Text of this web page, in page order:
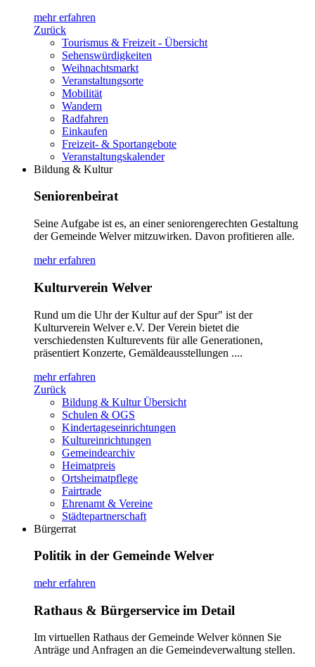
mehr erfahren
Zurück
Tourismus & Freizeit - Übersicht
Sehenswürdigkeiten
Weihnachtsmarkt
Veranstaltungsorte
Mobilität
Wandern
Radfahren
Einkaufen
Freizeit- & Sportangebote
Veranstaltungskalender
Bildung & Kultur
Seniorenbeirat
Seine Aufgabe ist es, an einer seniorengerechten Gestaltung
der Gemeinde Welver mitzuwirken. Davon profitieren alle.
mehr erfahren
Kulturverein Welver
Rund um die Uhr der Kultur auf der Spur" ist der
Kulturverein Welver e.V. Der Verein bietet die
verschiedensten Kulturevents für alle Generationen,
präsentiert Konzerte, Gemäldeausstellungen ....
mehr erfahren
Zurück
Bildung & Kultur Übersicht
Schulen & OGS
Kindertageseinrichtungen
Kultureinrichtungen
Gemeindearchiv
Heimatpreis
Ortsheimatpflege
Fairtrade
Ehrenamt & Vereine
Städtepartnerschaft
Bürgerrat
Politik in der Gemeinde Welver
mehr erfahren
Rathaus & Bürgerservice im Detail
Im virtuellen Rathaus der Gemeinde Welver können Sie
Anträge und Anfragen an die Gemeindeverwaltung stellen.